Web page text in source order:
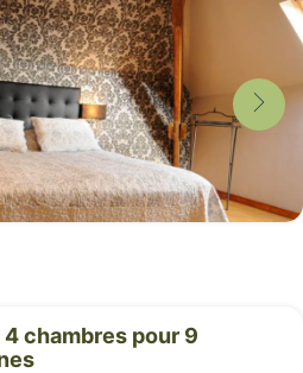
chambres pour 9